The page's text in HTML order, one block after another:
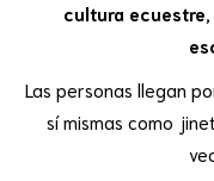
cultura
Las personas llegan
sí mismas como